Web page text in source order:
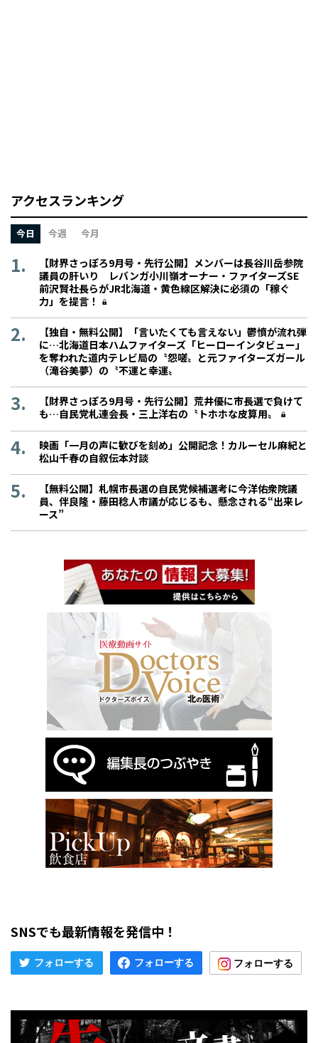
アクセスランキング
今日 今週 今月
【財界さっぽろ9月号・先行公開】メンバーは長谷川岳参院
議員の肝いり レバンガ小川嶺オーナー・ファイターズSE
前沢賢社長らがJR北海道・黄色線区解決に必須の「稼ぐ
力」を提言！
【独自・無料公開】「言いたくても言えない」鬱憤が流れ弾
に…北海道日本ハムファイターズ「ヒーローインタビュー」
を奪われた道内テレビ局の〝怨嗟〟と元ファイターズガール
（滝谷美夢）の〝不運と幸運〟
【財界さっぽろ9月号・先行公開】荒井優に市長選で負けて
も…自民党札連会長・三上洋右の〝トホホな皮算用〟
映画「一月の声に歓びを刻め」公開記念！カルーセル麻紀と
松山千春の自叙伝本対談
【無料公開】札幌市長選の自民党候補選考に今洋佑衆院議
員、伴良隆・藤田稔人市議が応じるも、懸念される“出来レ
ース”
SNSでも最新情報を発信中！